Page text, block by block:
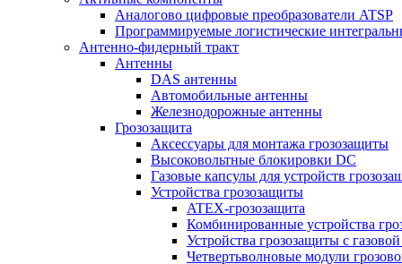
Аналогово цифровые преобразователи ATSP
Программируемые логистические
Антенно-фидерный тракт
Антенны
DAS антенны
Автомобильные антенны
Железнодорожные антенны
Грозозащита
Аксессуары для монтажа грозозащиты
Высоковольтные блокировки DC
Газовые капсулы для устройств
Устройства грозозащиты
ATEX-грозозащита
Комбинированные устройства
Устройства грозозащиты с
Четвертьволновые модули